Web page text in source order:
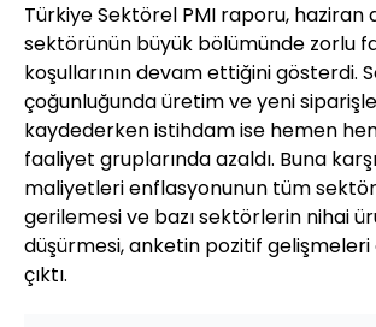
Türkiye Sektörel PMI raporu, haziran
sektörünün büyük bölümünde zorlu
koşullarının devam ettiğini gösterdi.
çoğunluğunda üretim ve yeni
kaydederken istihdam ise hemen
faaliyet gruplarında azaldı. Buna
maliyetleri enflasyonunun tüm
gerilemesi ve bazı sektörlerin nihai
düşürmesi, anketin pozitif
çıktı.